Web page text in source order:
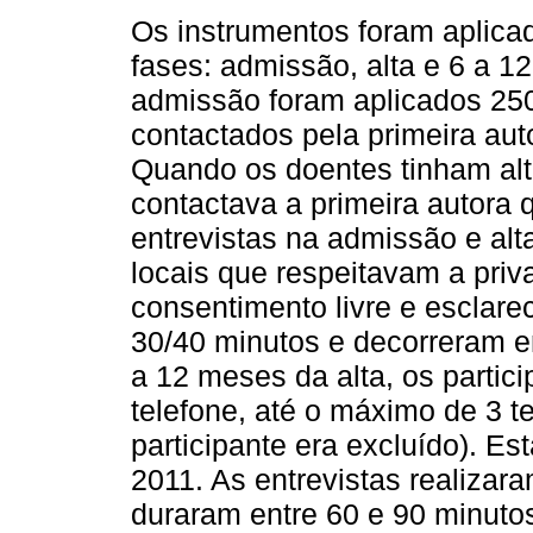
Os instrumentos foram
fases: admissão, alta e 6 a
admissão foram aplicados
contactados pela primeira
Quando os doentes tinham
contactava a primeira autora
entrevistas na admissão e
locais que respeitavam a
consentimento livre e
30/40 minutos e decorreram
a 12 meses da alta, os
telefone, até o máximo de 3
participante era excluído).
2011. As entrevistas
duraram entre 60 e 90